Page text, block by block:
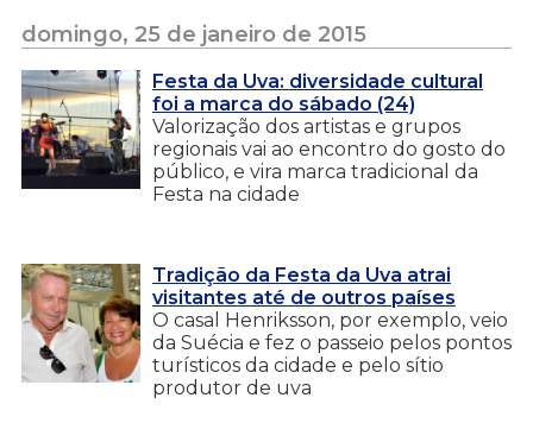
domingo, 25 de janeiro de 2015
Festa da Uva: diversidade cultural
foi a marca do sábado (24)
Valorização dos artistas e grupos
regionais vai ao encontro do gosto do
público, e vira marca tradicional da
Festa na cidade
Tradição da Festa da Uva atrai
visitantes até de outros países
O casal Henriksson, por exemplo, veio
da Suécia e fez o passeio pelos pontos
turísticos da cidade e pelo sítio
produtor de uva